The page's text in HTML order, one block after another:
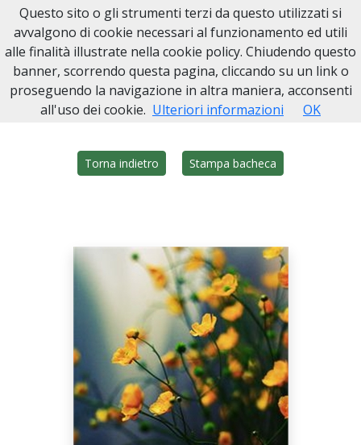
Onoranze Funebri Sarmino
Home Italia NA San Giuseppe Vesuviano Mario Coppola
Torna indietro Stampa bacheca
Questo sito o gli strumenti terzi da questo utilizzati si
avvalgono di cookie necessari al funzionamento ed utili
alle finalità illustrate nella cookie policy. Chiudendo questo
banner, scorrendo questa pagina, cliccando su un link o
proseguendo la navigazione in altra maniera, acconsenti
all'uso dei cookie. Ulteriori informazioni OK